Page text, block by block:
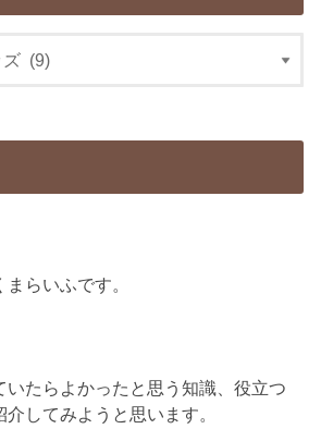
らいふです。
いたらよかったと思う知識、役立つ
してみようと思います。